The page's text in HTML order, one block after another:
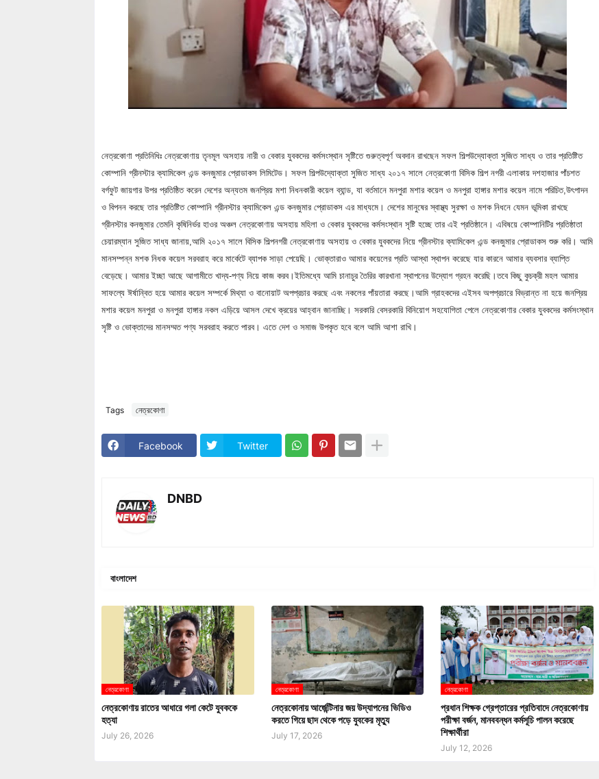
নেত্রকোণা প্রতিনিধিঃ নেত্রকোণায় তৃনমূল অসহায় নারী ও বেকার যুবকদের কর্মসংস্থান সৃষ্টিতে গুরুত্বপূর্ণ অবদান রাখছেন সফল শিল্পউদ্যোক্তা সুজিত সাধ্য ও তার প্রতিষ্টিত
কোম্পানি গ্রীনস্টার ক্যামিকেল এন্ড কনজুমার প্রোডাকস লিমিটেড। সফল শিল্পউদ্যোক্তা সুজিত সাধ্য ২০১৭ সালে নেত্রকোণা বিসিক শিল্প নগরী এলাকায় দশহাজার পাঁচশত
বর্গফুট জায়গার উপর প্রতিষ্ঠিত করেন দেশের অন্যতম জনপ্রিয় মশা নিধনকারী কয়েল ব্যান্ড, যা বর্তমানে মনপুরা মশার কয়েল ও মনপুরা হাঙ্গার মশার কয়েল নামে পরিচিত,উৎপাদন
ও বিপনন করছে তার প্রতিষ্টিত কোম্পানি গ্রীনস্টার ক্যামিকেল এন্ড কনজুমার প্রোডাকস এর মাধ্যমে। দেশের মানুষের স্বাস্থ্য সুরক্ষা ও মশক নিধনে যেমন ভূমিকা রাখছে
গ্রীনস্টার কনজুমার তেমনি কৃষিনির্ভর হাওর অঞ্চল নেত্রকোণায় অসহায় মহিলা ও বেকার যুবকদের কর্মসংস্থান সৃষ্টি হচ্ছে তার এই প্রতিষ্ঠানে। এবিষয়ে কোম্পানিটির প্রতিষ্ঠাতা
চেয়ারম্যান সুজিত সাধ্য জানায়,আমি ২০১৭ সালে বিসিক শিল্পনগরী নেত্রকোণায় অসহায় ও বেকার যুবকদের নিয়ে গ্রীনস্টার ক্যামিকেল এন্ড কনজুমার প্রোডাকস শুরু করি। আমি
মানসম্পন্ন মশক নিধক কয়েল সরবরাহ করে মার্কেটে ব্যাপক সাড়া পেয়েছি। ভোক্তারাও আমার কয়েলের প্রতি আস্থা স্থাপন করেছে যার কারনে আমার ব্যবসার ব্যাপ্তি
বেড়েছে। আমার ইচ্ছা আছে আগামীতে খাদ্য-পণ্য নিয়ে কাজ করব।ইতিমধ্যে আমি চানাচুর তৈরির কারখানা স্থাপনের উদ্যোগ গ্রহন করেছি।তবে কিছু কুচক্রী মহল আমার
সাফল্যে ঈর্ষান্বিত হয়ে আমার কয়েল সম্পর্কে মিথ্যা ও বানোয়াট অপপ্রচার করছে এবং নকলের পাঁয়তারা করছে।আমি গ্রাহকদের এইসব অপপ্রচারে বিভ্রান্ত না হয়ে জনপ্রিয়
মশার কয়েল মনপুরা ও মনপুরা হাঙ্গার নকল এড়িয়ে আসল দেখে ক্রয়ের আহ্বান জানাচ্ছি। সরকারি বেসরকারি বিনিয়োগ সহযোগিতা পেলে নেত্রকোণার বেকার যুবকদের কর্মসংস্থান
সৃষ্টি ও ভোক্তাদের মানসম্মত পণ্য সরবরাহ করতে পারব। এতে দেশ ও সমাজ উপকৃত হবে বলে আমি আশা রাখি।
Tags নেত্রকোণা
Facebook Twitter
DNBD
বাংলাদেশ
নেত্রকোণা
নেত্রকোণায় রাতের আধারে গলা কেটে যুবককে
হত্যা
July 26, 2026
নেত্রকোণা
নেত্রকোনায় আর্জেন্টিনার জয় উদ্‌যাপনের ভিডিও
করতে গিয়ে ছাদ থেকে পড়ে যুবকের মৃত্যু
July 17, 2026
নেত্রকোণা
প্রধান শিক্ষক গ্রেপ্তারের প্রতিবাদে নেত্রকোণায়
পরীক্ষা বর্জন, মানববন্ধন কর্মসূচি পালন করেছে
শিক্ষার্থীরা
July 12, 2026